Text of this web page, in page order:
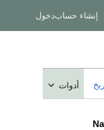
إنشاء حسابدخول
أدوات